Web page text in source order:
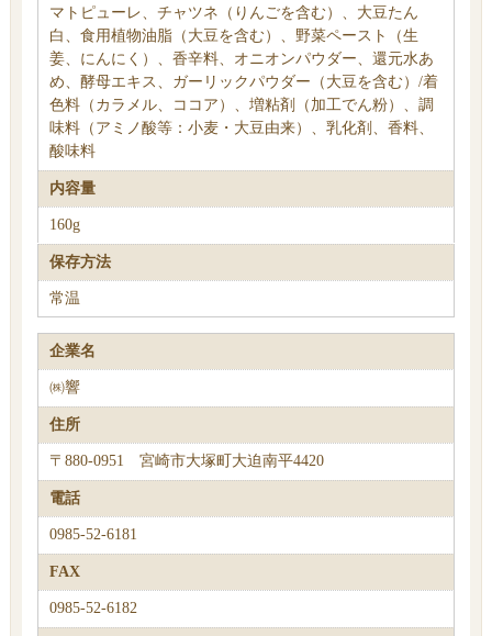
マトピューレ、チャツネ（りんごを含む）、大豆たん
白、食用植物油脂（大豆を含む）、野菜ペースト（生
姜、にんにく）、香辛料、オニオンパウダー、還元水あ
め、酵母エキス、ガーリックパウダー（大豆を含む）/着
色料（カラメル、ココア）、増粘剤（加工でん粉）、調
味料（アミノ酸等：小麦・大豆由来）、乳化剤、香料、
酸味料
内容量
160g
保存方法
常温
企業名
㈱響
住所
〒880-0951 宮崎市大塚町大迫南平4420
電話
0985-52-6181
FAX
0985-52-6182